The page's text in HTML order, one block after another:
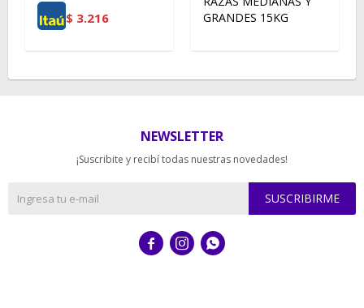
$ 3.216
GRANDES 15KG
NEWSLETTER
¡Suscribite y recibí todas nuestras novedades!
SUSCRIBIRME
  